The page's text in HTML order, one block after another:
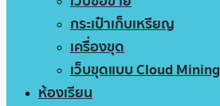
กระเป๋าเก็บเหรียญ
เครื่องขุด
เว็บขุดแบบ Cloud Mining
ห้องเรียน